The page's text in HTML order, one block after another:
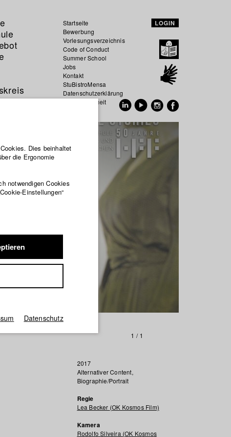
Startseite
Bewerbung
Vorlesungsverzeichnis
Code of Conduct
Summer School
Jobs
Kontakt
StuBistroMensa
Datenschutzerklärung
Datensicherheit
LOGIN
1 / 1
2017
Alternativer Content,
Biographie/Portrait
Regie
Lea Becker (OK Kosmos Film)
Kamera
Rodolfo Silveira (OK Kosmos
Dies beinhaltet
die Ergonomie
notwendigen Cookies
Einstellungen“
Datenschutz